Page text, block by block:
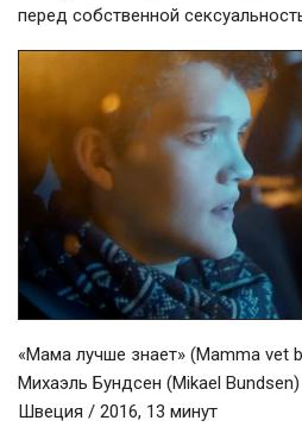
перед собственной
«Мама лучше знает» (Mamma vet
Михаэль Бундсен (Mikael Bundsen)
Швеция / 2016, 13 минут